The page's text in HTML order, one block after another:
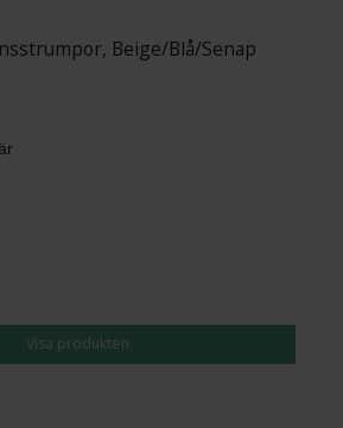
Beige/Blå/Senap
Visa produkten